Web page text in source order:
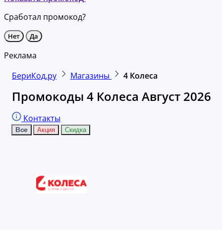
Сработал промокод?
Нет Да
Реклама
БериКод.ру
Магазины 4 Колеса
Промокоды 4 Колеса Август 2026
Контакты
Все Акция Скидка